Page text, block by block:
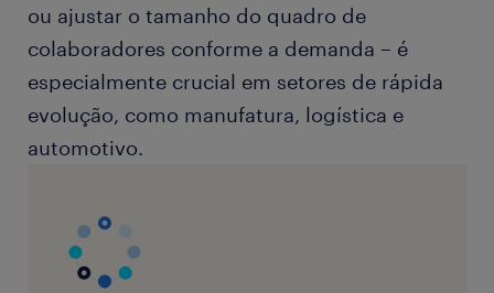
ou ajustar o tamanho do quadro de
colaboradores conforme a demanda – é
especialmente crucial em setores de rápida
evolução, como manufatura, logística e
automotivo.